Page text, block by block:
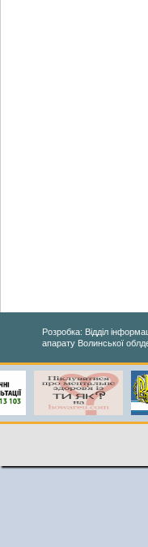
Розробка: Відділ
апарату Волинської